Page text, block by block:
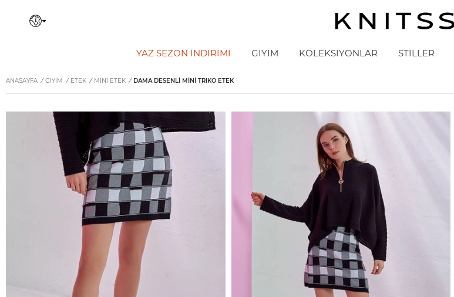
YAZ SEZON İNDIRIMI GİYİM KOLEKSİYONLAR STİLLER
ANASAYFA / GİYİM / ETEK / MINI ETEK / DAMA DESENLI MINI TRIKO ETEK